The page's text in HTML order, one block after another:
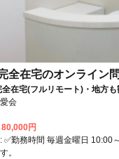
全在宅のオンライン
在宅(フルリモート)・地方
会
円
✅勤務時間 毎週金曜日 10:00
。